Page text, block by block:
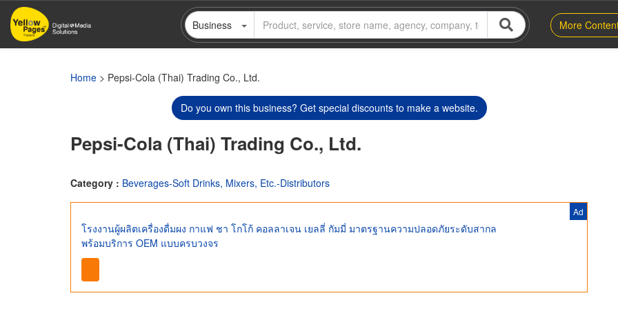
Skip
main
Business More
Home > Pepsi-Cola (Thai) Trading Co., Ltd.
Do you own this business? Get special discounts to make a website.
Pepsi-Cola (Thai) Trading Co., Ltd.
Category : Beverages-Soft Drinks, Mixers, Etc.-Distributors
Ad
โรงงานผู้ผลิตเครื่องดื่มผง กาแฟ ชา โกโก้ คอลลาเจน เยลลี่ กัมมี่ มาตรฐานความปลอดภัยระดับสากล
พร้อมบริการ OEM แบบครบวงจร